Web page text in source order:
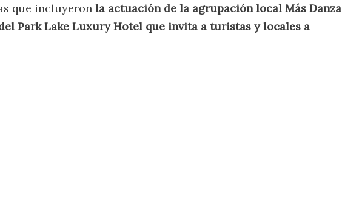
que incluyeron la actuación de la agrupación local Más Danza
Park Lake Luxury Hotel que invita a turistas y locales a